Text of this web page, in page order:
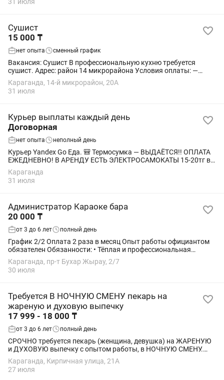
Сушист
15 000 ₸
нет опыта сменный график
Вакансия: Сушист В профессиональную кухню требуется
сушист. Адрес: район 14 микрорайона Условия оплаты: —
первый месяц: 15 000 тенге за смену — со второго месяца:
ставка плюс процент от оборота...
Караганда, 14-й микрорайон, 20А
31 июля
Курьер выплаты каждый день
Договорная
нет опыта неполный день
Курьер Yandex Go Еда. 🎒 Термосумка — ВЫДАЁТСЯ!! ОПЛАТА
ЕЖЕДНЕВНО! В АРЕНДУ ЕСТЬ ЭЛЕКТРОСАМОКАТЫ 15-20тг в
минуту Принимаем от 18 лет БОНУСЫ ЗА ЗАКАЗ ! ПРИМЕМ
ДАЖЕ ЕСЛИ У ВАС АРЕСТ КАРТЫ! Подработка...
Караганда
31 июля
Администратор Караоке бара
20 000 ₸
от 3 до 6 лет полный день
График 2/2 Оплата 2 раза в месяц Опыт работы официантом
обязателен Обязанности: • Тёплая и профессиональная
встреча гостей, создание доброжелательной атмосферы •
Контроль работы персонала зала:...
Караганда, пр-т Бухар Жырау, 2/7
30 июля
Требуется В НОЧНУЮ СМЕНУ пекарь на
жареную и духовую выпечку
17 999 - 18 000 ₸
от 3 до 6 лет полный день
СРОЧНО требуется пекарь (женщина, девушка) на ЖАРЕНУЮ
и ДУХОВУЮ выпечку с опытом работы, в НОЧНУЮ СМЕНУ.
График работы с 20:00 до 8:00 Постоянные выходные суббота
и воскресенье. ✅ При достаточном...
Караганда, Кирпичная улица, 21А
27 июля